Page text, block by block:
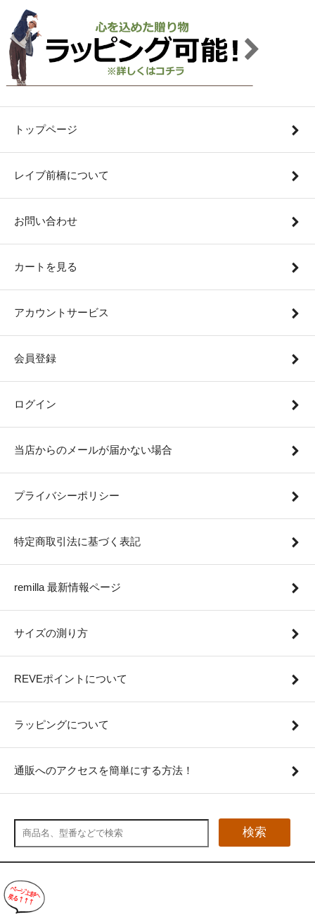
トップページ
レイブ前橋について
お問い合わせ
カートを見る
アカウントサービス
会員登録
ログイン
当店からのメールが届かない場合
プライバシーポリシー
特定商取引法に基づく表記
remilla 最新情報ページ
サイズの測り方
REVEポイントについて
ラッピングについて
通販へのアクセスを簡単にする方法！
検索